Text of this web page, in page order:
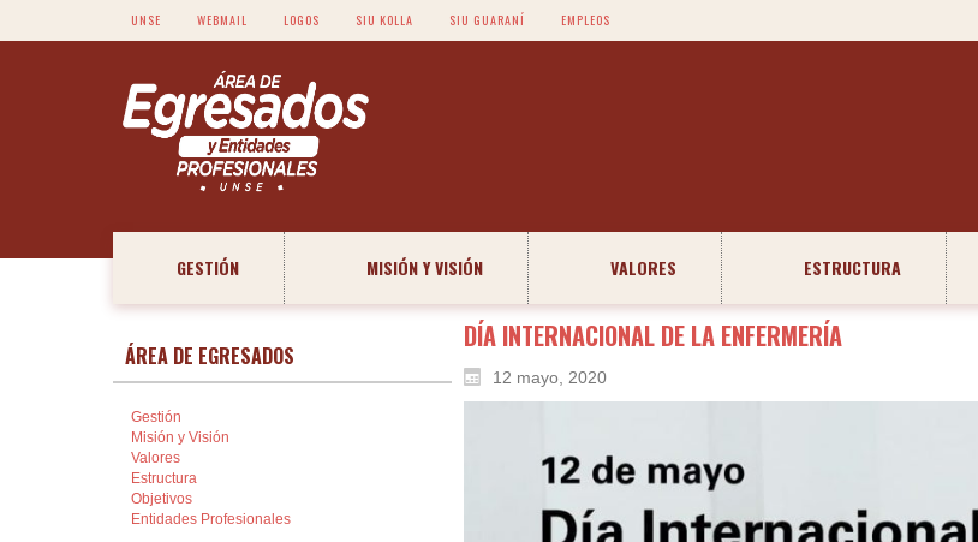
UNSE WEBMAIL LOGOS SIU KOLLA SIU GUARANÍ EMPLEOS
GESTIÓN MISIÓN Y VISIÓN VALORES ESTRUCTURA
ÁREA DE EGRESADOS
Gestión
Misión y Visión
Valores
Estructura
Objetivos
Entidades Profesionales
DÍA INTERNACIONAL DE LA ENFERMERÍA
12 mayo, 2020